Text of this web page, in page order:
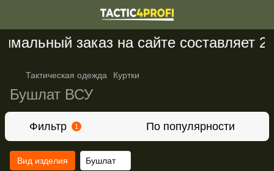
заказ на сайте составляет
Тактическая одежда Куртки
Бушлат ВСУ
Фильтр 1 По популярности
Вид изделия Бушлат